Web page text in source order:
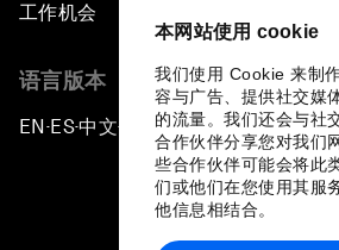
本网站使用 cookie
我们使用 Cookie 来制
容与广告、提供社交媒
的流量。我们还会与社
合作伙伴分享您对我们
些合作伙伴可能会将此
们或他们在您使用其服
他信息相结合。
工作机会
语言版本
EN ▪ES▪中文▪ 日本語